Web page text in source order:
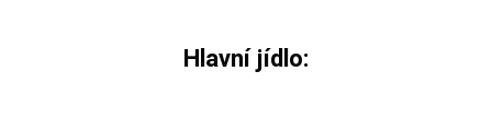
Hlavní jídlo: